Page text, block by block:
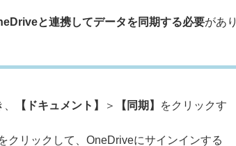
と連携してデータを同期する必要があり
【ドキュメント】 ＞ 【同期】
をクリックす
クリックして、OneDriveにサインインする